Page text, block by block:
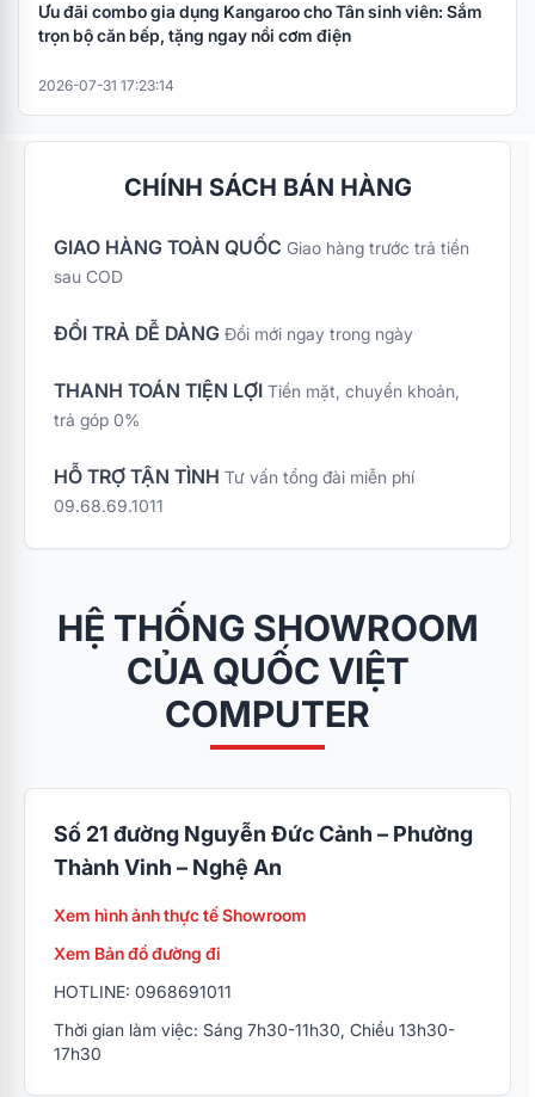
Ưu đãi combo gia dụng Kangaroo cho Tân sinh viên: Sắm
trọn bộ căn bếp, tặng ngay nồi cơm điện
2026-07-31 17:23:14
CHÍNH SÁCH BÁN HÀNG
GIAO HÀNG TOÀN QUỐC Giao hàng trước trả tiền
sau COD
ĐỔI TRẢ DỄ DÀNG Đổi mới ngay trong ngày
THANH TOÁN TIỆN LỢI Tiền mặt, chuyển khoản,
trả góp 0%
HỖ TRỢ TẬN TÌNH Tư vấn tổng đài miễn phí
09.68.69.1011
HỆ THỐNG SHOWROOM
CỦA QUỐC VIỆT
COMPUTER
Số 21 đường Nguyễn Đức Cảnh – Phường
Thành Vinh – Nghệ An
Xem hình ảnh thực tế Showroom
Xem Bản đồ đường đi
HOTLINE: 0968691011
Thời gian làm việc: Sáng 7h30-11h30, Chiều 13h30-
17h30